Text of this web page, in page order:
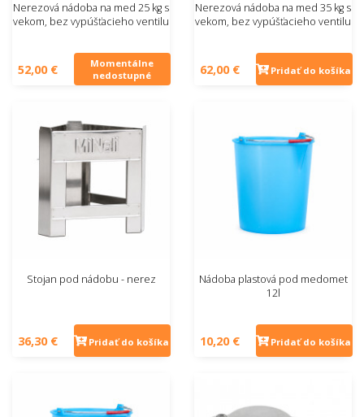
Nerezová nádoba na med 25 kg s
vekom, bez vypúšťacieho ventilu
52,00 €
Momentálne
nedostupné
Nerezová nádoba na med 35 kg s
vekom, bez vypúšťacieho ventilu
62,00 € Pridať do košíka
Stojan pod nádobu - nerez
36,30 € Pridať do košíka
Nádoba plastová pod medomet
12l
10,20 € Pridať do košíka